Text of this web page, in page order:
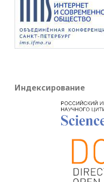
Индексирование